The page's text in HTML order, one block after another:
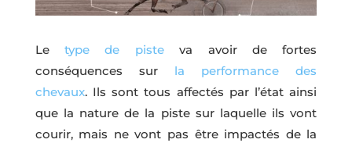
Letype de pisteva avoir de fortes
conséquences sur la performance des
chevaux. Ils sont tous affectés par l’état ainsi
que la nature de la piste sur laquelle ils vont
courir, mais ne vont pas être impactés de la